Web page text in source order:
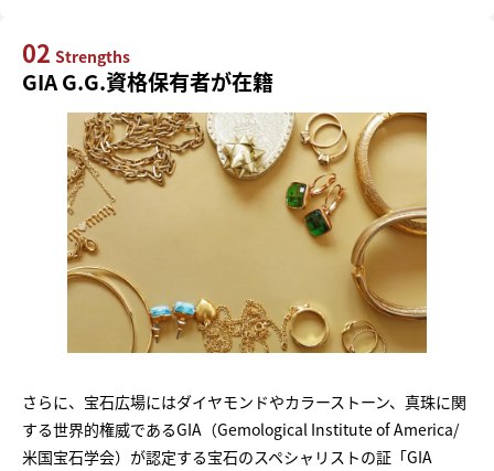
02 Strengths
GIA G.G.資格保有者が在籍
さらに、宝石広場にはダイヤモンドやカラーストーン、真珠に関
する世界的権威であるGIA（Gemological Institute of America/
米国宝石学会）が認定する宝石のスペシャリストの証「GIA